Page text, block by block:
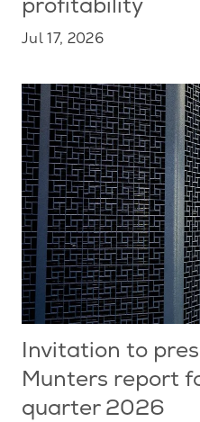
profitability
Jul 17, 2026
Invitation to
Munters report
quarter 2026